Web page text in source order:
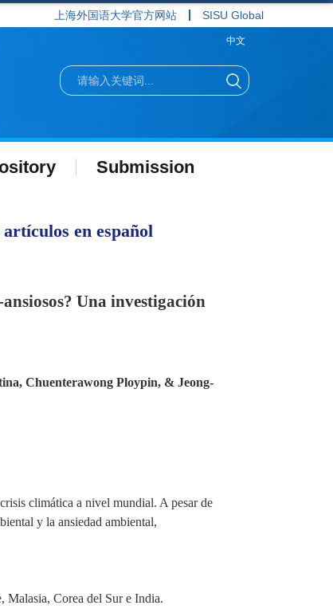
上海外国语大学官方网站 SISU Global
中文
Submission
en español
ansiosos? Una investigación
Chuenterawong Ploypin, & Jeong-
climática a nivel mundial. A pesar de
y la ansiedad ambiental,
Malasia, Corea del Sur e India.